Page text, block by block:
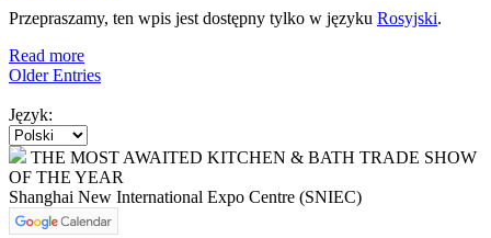
Przepraszamy, ten wpis jest dostępny tylko w języku Rosyjski.
Read more
Older Entries
Język:
THE MOST AWAITED KITCHEN & BATH TRADE SHOW
OF THE YEAR
Shanghai New International Expo Centre (SNIEC)